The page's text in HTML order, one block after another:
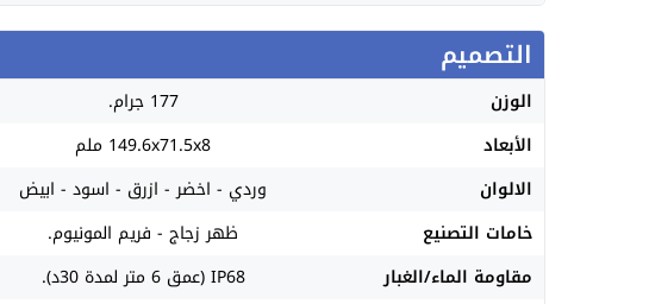
التصميم
الوزن 177 جرام.
الأبعاد
149.6x71.5x8 ملم
الالوان
وردي - اخضر - ازرق - اسود - ابيض
خامات التصنيع
ظهر زجاج - فريم المونيوم.
مقاومة الماء/الغبار
IP68 (عمق 6 متر لمدة 30د).